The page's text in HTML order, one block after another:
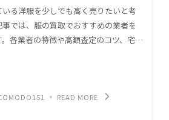
る洋服を少しでも高く売りたいと考
では、服の買取でおすすめの業者を
各業者の特徴や高額査定のコツ、宅
、さまざまな買取方法を徹底比較。
READ MORE